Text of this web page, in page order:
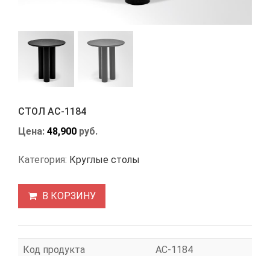
СТОЛ АС-1184
Цена: 48,900 руб.
Категория: Круглые столы
В КОРЗИНУ
Код продукта АС-1184